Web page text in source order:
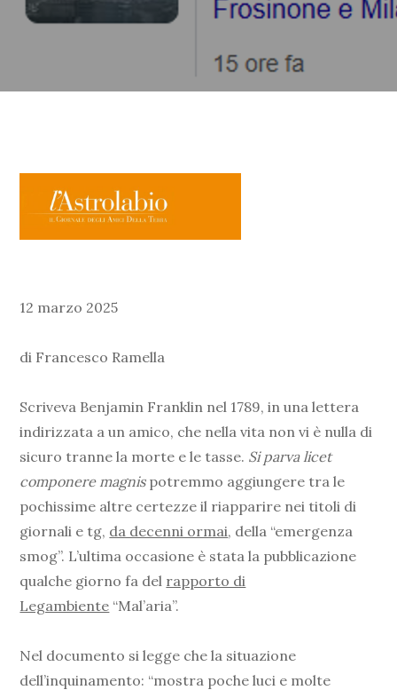
12 marzo 2025
di Francesco Ramella
Scriveva Benjamin Franklin nel 1789, in una lettera
indirizzata a un amico, che nella vita non vi è nulla di
sicuro tranne la morte e le tasse. Si parva licet
componere magnispotremmo aggiungere tra le
pochissime altre certezze il riapparire nei titoli di
giornali e tg, da decenni ormai, della “emergenza
smog”. L’ultima occasione è stata la pubblicazione
qualche giorno fa del rapporto di
Legambiente “Mal’aria”.
Nel documento si legge che la situazione
dell’inquinamento: “mostra poche luci e molte